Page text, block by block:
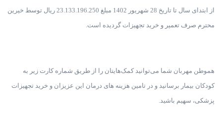
از ابتدای سال تا تاریخ 28 شهریور 1402 مبلغ 23.133.196.250 ریال توسط خیرین
محترم صرف تعمیر و خرید تجهیزات گردیده است.
هموطن مهربان شما می‌توانید کمک‌هایتان را از طریق شماره کارت زیر به
کودکان بیمار برسانید و در تامین هزینه‌ های درمان این عزیزان و خرید تجهیزات
پزشکی، سهیم باشید.